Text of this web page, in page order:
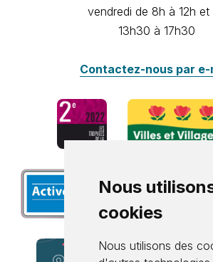
Nous
cookies
Nous utilisons des
vendredi de 8h à 12h et
13h30 à 17h30
Contactez-nous par e-